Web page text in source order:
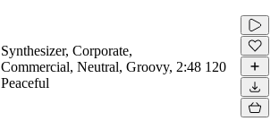
Synthesizer, Corporate,
Commercial, Neutral, Groovy,
Peaceful
2:48 120